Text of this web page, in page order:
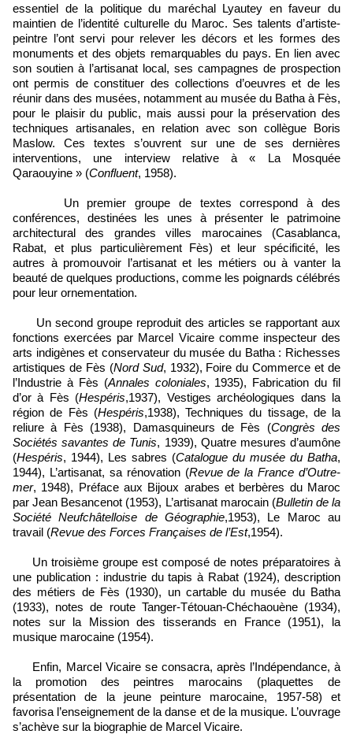
essentiel de la politique du maréchal Lyautey en faveur du
maintien de l’identité culturelle du Maroc. Ses talents d’artiste-
peintre l’ont servi pour relever les décors et les formes des
monuments et des objets remarquables du pays. En lien avec
son soutien à l’artisanat local, ses campagnes de prospection
ont permis de constituer des collections d’oeuvres et de les
réunir dans des musées, notamment au musée du Batha à Fès,
pour le plaisir du public, mais aussi pour la préservation des
techniques artisanales, en relation avec son collègue Boris
Maslow. Ces textes s’ouvrent sur une de ses dernières
interventions, une interview relative à « La Mosquée
Qaraouyine » (Confluent, 1958).
Un premier groupe de textes correspond à des
conférences, destinées les unes à présenter le patrimoine
architectural des grandes villes marocaines (Casablanca,
Rabat, et plus particulièrement Fès) et leur spécificité, les
autres à promouvoir l’artisanat et les métiers ou à vanter la
beauté de quelques productions, comme les poignards célébrés
pour leur ornementation.
Un second groupe reproduit des articles se rapportant aux
fonctions exercées par Marcel Vicaire comme inspecteur des
arts indigènes et conservateur du musée du Batha : Richesses
artistiques de Fès (Nord Sud, 1932), Foire du Commerce et de
l’Industrie à Fès (Annales coloniales, 1935), Fabrication du fil
d’or à Fès (Hespéris,1937), Vestiges archéologiques dans la
région de Fès (Hespéris,1938), Techniques du tissage, de la
reliure à Fès (1938), Damasquineurs de Fès (Congrès des
Sociétés savantes de Tunis, 1939), Quatre mesures d’aumône
(Hespéris, 1944), Les sabres (Catalogue du musée du Batha,
1944), L’artisanat, sa rénovation (Revue de la France d’Outre-
mer, 1948), Préface aux Bijoux arabes et berbères du Maroc
par Jean Besancenot (1953), L’artisanat marocain (Bulletin de la
Société Neufchâtelloise de Géographie,1953), Le Maroc au
travail (Revue des Forces Françaises de l’Est,1954).
Un troisième groupe est composé de notes préparatoires à
une publication : industrie du tapis à Rabat (1924), description
des métiers de Fès (1930), un cartable du musée du Batha
(1933), notes de route Tanger-Tétouan-Chéchaouène (1934),
notes sur la Mission des tisserands en France (1951), la
musique marocaine (1954).
Enfin, Marcel Vicaire se consacra, après l’Indépendance, à
la promotion des peintres marocains (plaquettes de
présentation de la jeune peinture marocaine, 1957-58) et
favorisa l’enseignement de la danse et de la musique. L’ouvrage
s’achève sur la biographie de Marcel Vicaire.